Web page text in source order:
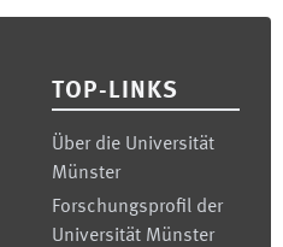
TOP-LINKS
Über die Universität
Münster
Forschungsprofil der
Universität Münster